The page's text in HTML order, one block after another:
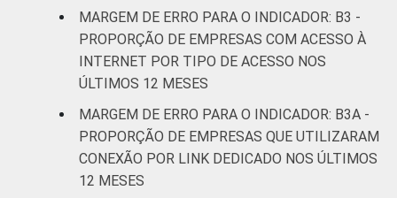
alimentação
Atividades
imobiliárias;
profissionais,
científicas e
técnicas;
3,8
MARGEM DE ERRO PARA O INDICADOR: B3 -
PROPORÇÃO DE EMPRESAS COM ACESSO À
INTERNET POR TIPO DE ACESSO NOS
ÚLTIMOS 12 MESES
MARGEM DE ERRO PARA O INDICADOR: B3A -
PROPORÇÃO DE EMPRESAS QUE UTILIZARAM
CONEXÃO POR LINK DEDICADO NOS ÚLTIMOS
12 MESES